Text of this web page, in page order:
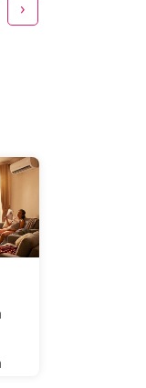
Pemintaan Terpenuhi